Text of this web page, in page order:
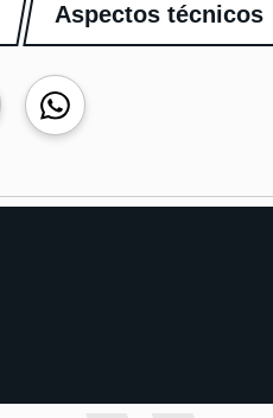
Aspectos técnicos